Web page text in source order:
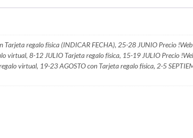
regalo física (INDICAR FECHA), 25-28 JUNIO Precio
virtual, 8-12 JULIO Tarjeta regalo física, 15-19 JULIO Precio
virtual, 19-23 AGOSTO con Tarjeta regalo física, 2-5